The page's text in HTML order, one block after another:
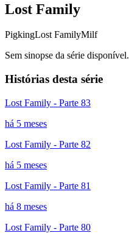
Lost Family
PigkingLost FamilyMilf
Sem sinopse da série disponível.
Histórias desta série
Lost Family - Parte 83
há 5 meses
Lost Family - Parte 82
há 5 meses
Lost Family - Parte 81
há 8 meses
Lost Family - Parte 80